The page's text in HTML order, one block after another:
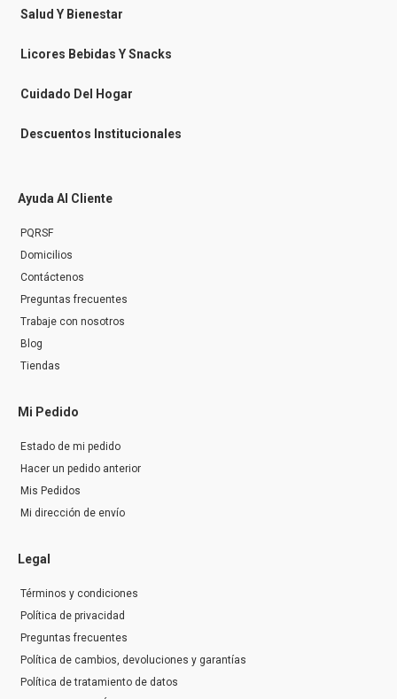
s
s
n
g
r
Salud Y Bienestar
Licores Bebidas Y Snacks
Cuidado Del Hogar
Descuentos Institucionales
Ayuda Al Cliente
PQRSF
Domicilios
Contáctenos
Preguntas frecuentes
Trabaje con nosotros
Blog
Tiendas
Mi Pedido
Estado de mi pedido
Hacer un pedido anterior
Mis Pedidos
Mi dirección de envío
Legal
Términos y condiciones
Política de privacidad
Preguntas frecuentes
Política de cambios, devoluciones y garantías
Política de tratamiento de datos